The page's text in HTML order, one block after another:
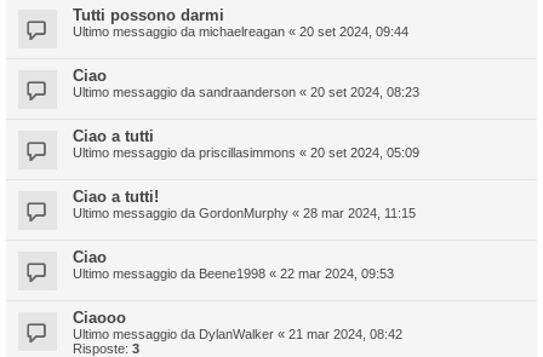
Tutti possono darmi
Ultimo messaggio da michaelreagan « 20 set 2024, 09:44
Ciao
Ultimo messaggio da sandraanderson « 20 set 2024, 08:23
Ciao a tutti
Ultimo messaggio da priscillasimmons « 20 set 2024, 05:09
Ciao a tutti!
Ultimo messaggio da GordonMurphy « 28 mar 2024, 11:15
Ciao
Ultimo messaggio da Beene1998 « 22 mar 2024, 09:53
Ciaooo
Ultimo messaggio da DylanWalker « 21 mar 2024, 08:42
Risposte: 3